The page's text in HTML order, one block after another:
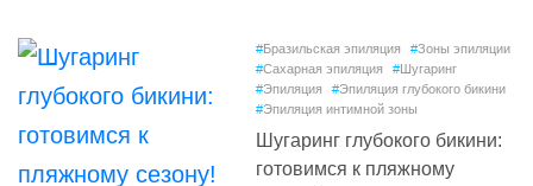
#Бразильская эпиляция #Зоны эпиляции
#Сахарная эпиляция #Шугаринг
#Эпиляция #Эпиляция глубокого бикини
#Эпиляция интимной зоны
Шугаринг глубокого бикини:
готовимся к пляжному